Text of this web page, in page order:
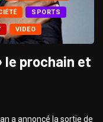
SPORTS
VIDEO
le prochain et
a annoncé la sortie de